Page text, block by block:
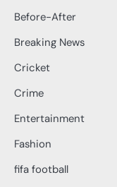
Before-After
Breaking News
Cricket
Crime
Entertainment
Fashion
fifa football